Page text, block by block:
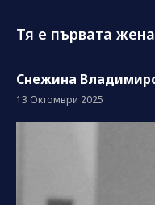
Тя е първата
Снежина
13 Октомври 2025